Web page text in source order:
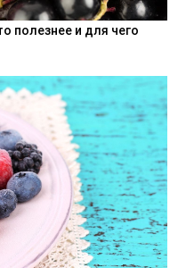
полезнее и для чего